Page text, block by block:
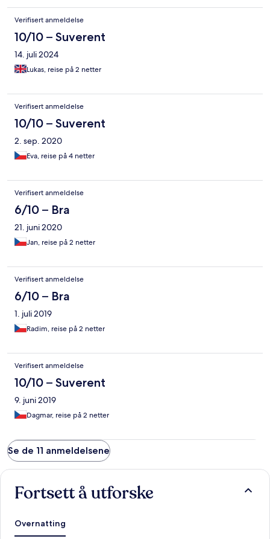
Verifisert anmeldelse
10/10 – Suverent
14. juli 2024
Lukas, reise på 2 netter
Verifisert anmeldelse
10/10 – Suverent
2. sep. 2020
Eva, reise på 4 netter
Verifisert anmeldelse
6/10 – Bra
21. juni 2020
Jan, reise på 2 netter
Verifisert anmeldelse
6/10 – Bra
1. juli 2019
Radim, reise på 2 netter
Verifisert anmeldelse
10/10 – Suverent
9. juni 2019
Dagmar, reise på 2 netter
Se de 11 anmeldelsene
Fortsett å utforske
Overnatting